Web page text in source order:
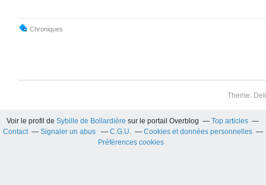
Chroniques
Theme:
Voir le profil deSybille de Bollardière sur le portail Overblog
Top articles
Contact
Signaler un abus C.G.U.
Cookies et données personnelles
Préférences cookies